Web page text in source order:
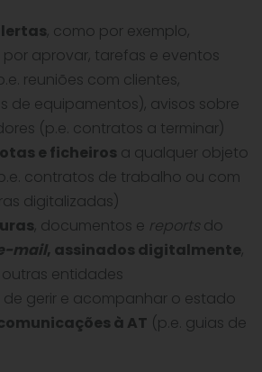
, como por exemplo,
aprovar, tarefas e eventos
reuniões com clientes,
de equipamentos), avisos sobre
(p.e. contratos a terminar)
e ficheiros a qualquer objeto
contratos de trabalho ou com
digitalizadas)
, documentos e reports do
mail, assinados digitalmente,
entidades
de gerir e acompanhar o estado
à AT (p.e. guias de